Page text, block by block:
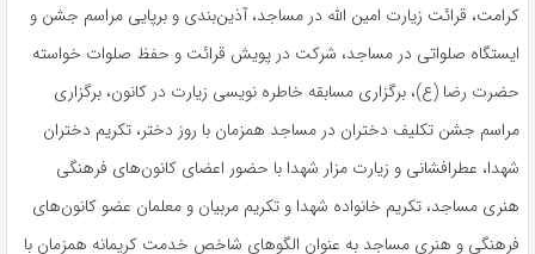
کرامت، قرائت زیارت امین الله در مساجد، آذین‌بندی و برپایی مراسم جشن و
ایستگاه صلواتی در مساجد، شرکت در پویش قرائت و حفظ صلوات خواسته
حضرت رضا (ع)، برگزاری مسابقه خاطره نویسی زیارت در کانون، برگزاری
مراسم جشن تکلیف دختران در مساجد همزمان با روز دختر، تکریم دختران
شهدا، عطرافشانی و زیارت مزار شهدا با حضور اعضای کانون‌های فرهنگی
هنری مساجد، تکریم خانواده شهدا و تکریم مربیان و معلمان عضو کانون‌های
فرهنگی و هنری مساجد به عنوان الگوهای شاخص خدمت کریمانه همزمان با